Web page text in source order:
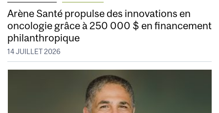
Arène Santé propulse des innovations en
oncologie grâce à 250 000 $ en financement
philanthropique
14 JUILLET 2026